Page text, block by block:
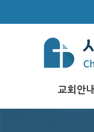
교회안내